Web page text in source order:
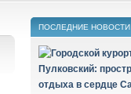
ПОСЛЕДНИЕ НОВОСТИ